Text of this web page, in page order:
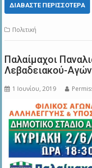
ΔΙΑΒΆΣΤΕ ΠΕΡΙΣΣΌΤΕΡΑ
Πολιτική
Παλαίμαχοι
Λεβαδειακού-
1 Ιουνίου, 2019